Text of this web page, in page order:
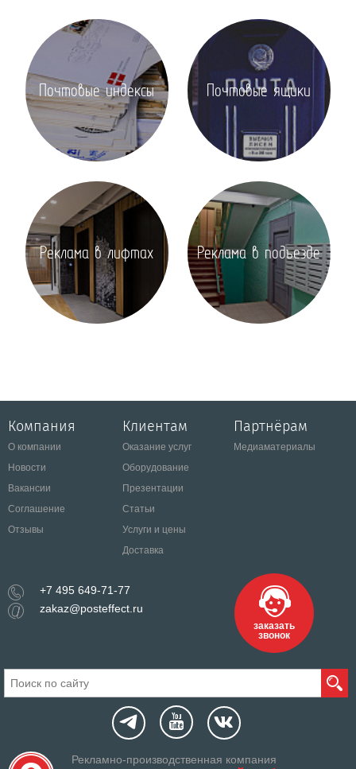
Почтовые индексы Почтовые ящики
Реклама в лифтах Реклама в подъезде
Компания
О компании
Новости
Вакансии
Соглашение
Отзывы
Клиентам
Оказание услуг
Оборудование
Презентации
Статьи
Услуги и цены
Доставка
Партнёрам
Медиаматериалы
+7 495 649-71-77
zakaz@posteffect.ru
заказать
звонок
Рекламно-производственная компания